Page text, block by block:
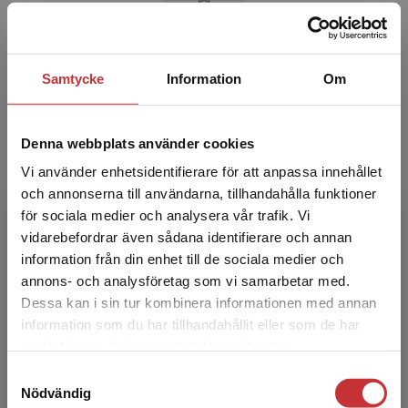
Samtycke Information Om
Denna webbplats använder cookies
Vi använder enhetsidentifierare för att anpassa innehållet
och annonserna till användarna, tillhandahålla funktioner
för sociala medier och analysera vår trafik. Vi
vidarebefordrar även sådana identifierare och annan
information från din enhet till de sociala medier och
annons- och analysföretag som vi samarbetar med.
Dessa kan i sin tur kombinera informationen med annan
information som du har tillhandahållit eller som de har
Nödvändig
Begränsad fraktregion
Det verkar som att du besöker
studentlitteratur.se via en enhet utanför Sverige.
Vi erbjuder inte leveranser utanför Sverige. För
att kunna slutföra ett köp måste
Jan Lundgren
Informatics at the Division of Communications
and Transport Systems, Linköping University.
His research is f...
Mikael Rönnqvist
Mikael Rönnqvist is a professor in Management